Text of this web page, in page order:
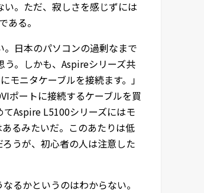
。ただ、寂しさを感じずには
る。
日本のパソコンの過剰なまで
。しかも、Aspireシリーズ共
ニタケーブルを接続ます。」
ポートに接続するケーブルを買
Aspire L5100シリーズにはモ
るみたいだ。このあたりは低
うが、初心者の人は注意した
るかというのはわからない。